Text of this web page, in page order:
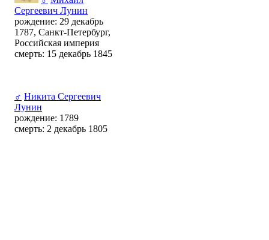
Сергеевич Лунин
рождение: 29 декабрь
1787, Санкт-Петербург,
Российская империя
смерть: 15 декабрь 1845
♂ Никита Сергеевич
Лунин
рождение: 1789
смерть: 2 декабрь 1805